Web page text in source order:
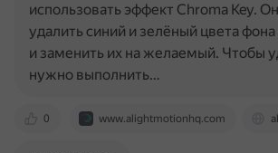
0 www.alightmotionhq.com
использовать эффект Chroma Key.
удалить синий и зелёный цвета
и заменить их на желаемый. Чтобы
нужно выполнить…